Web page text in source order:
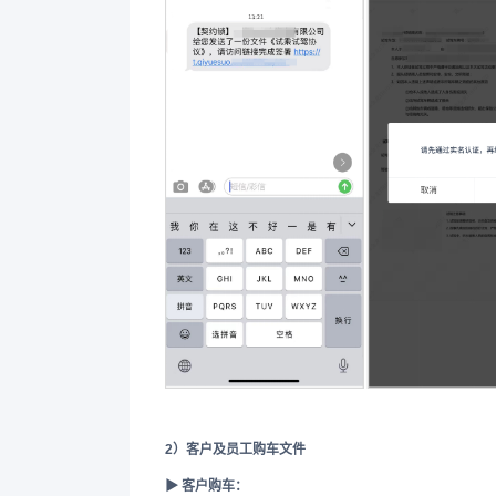
2）客户及员工购车文件
▶ 客户购车：